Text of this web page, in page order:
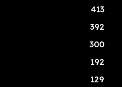
413
392
300
192
129